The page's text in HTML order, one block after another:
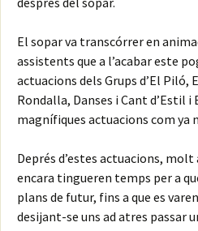
El sopar va transcórrer en
assistents que a l’acabar este
actuacions dels Grups d’El Piló,
Rondalla, Danses i Cant d’Estil i
magnífiques actuacions com ya
Deprés d’estes actuacions,
encara tingueren temps per a
plans de futur, fins a que es
desijant-se uns ad atres passar